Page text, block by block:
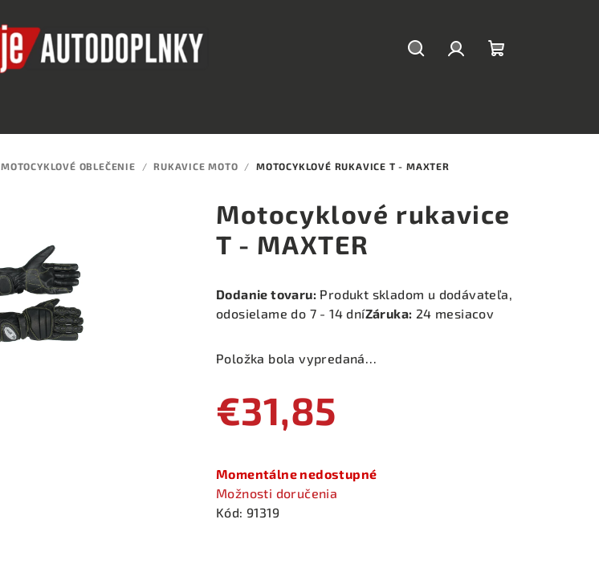
MOTOCYKLOVÉ OBLEČENIE / RUKAVICE MOTO / MOTOCYKLOVÉ RUKAVICE T - MAXTER
Motocyklové rukavice
T - MAXTER
Dodanie tovaru: Produkt skladom u dodávateľa,
odosielame do 7 - 14 dníZáruka: 24 mesiacov
Položka bola vypredaná…
€31,85
cena:
Momentálne nedostupné
Možnosti doručenia
Kód: 91319